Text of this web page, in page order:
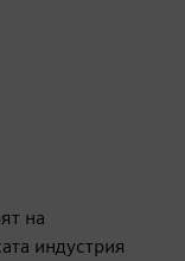
на
индустрия